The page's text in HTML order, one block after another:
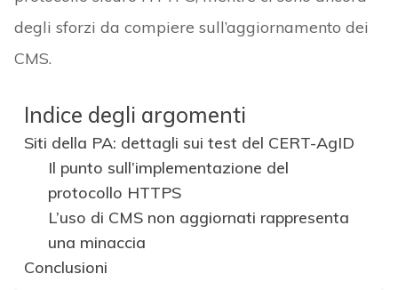
degli sforzi da compiere sull’aggiornamento dei
CMS.
Indice degli argomenti
Siti della PA: dettagli sui test del CERT-AgID
Il punto sull’implementazione del
protocollo HTTPS
L’uso di CMS non aggiornati rappresenta
una minaccia
Conclusioni